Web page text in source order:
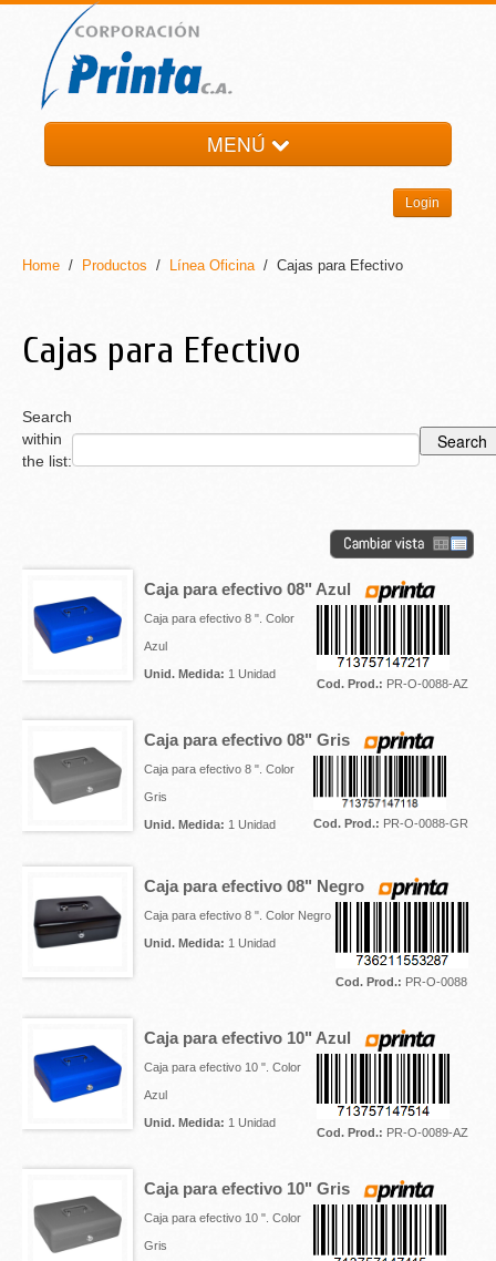
MENÚ
Login
Home / Productos / Línea Oficina/ Cajas para Efectivo
Cajas para Efectivo
Search
within
the list:
Caja para efectivo 08" Azul
Cod. Prod.: PR-O-0088-AZ
Caja para efectivo 8 ". Color
Azul
Unid. Medida: 1 Unidad
Caja para efectivo 08" Gris
Cod. Prod.: PR-O-0088-GR
Caja para efectivo 8 ". Color
Gris
Unid. Medida: 1 Unidad
Caja para efectivo 08" Negro
Cod. Prod.: PR-O-0088
Caja para efectivo 8 ". Color Negro
Unid. Medida: 1 Unidad
Caja para efectivo 10" Azul
Cod. Prod.: PR-O-0089-AZ
Caja para efectivo 10 ". Color
Azul
Unid. Medida: 1 Unidad
Caja para efectivo 10" Gris
Caja para efectivo 10 ". Color
Gris